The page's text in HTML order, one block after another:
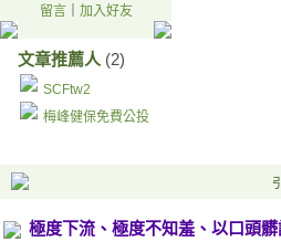
留言｜ 加入好友
文章推薦人 (2)
SCFtw2
梅峰健保免費公投
極度下流、極度不知羞、以口頭